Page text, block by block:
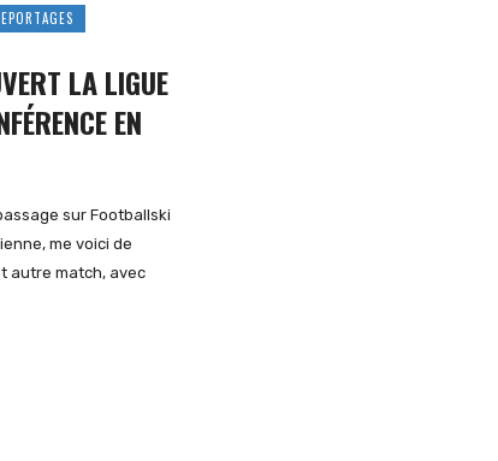
LA LIGUE
EN
sur Footballski
me voici de
autre match, avec